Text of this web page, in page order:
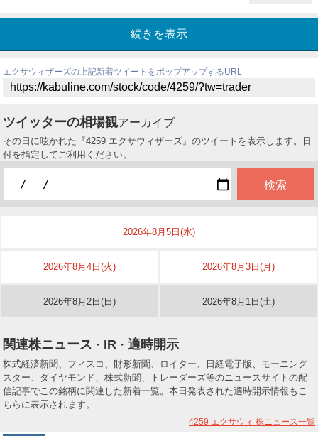
続きを表示
エクサウィザーズの上記新着ツイートをポップアップするURL
ツイッターの相場観アーカイブ
その日に呟かれた『4259 エクサウィザーズ』のツイートを表示します。日
付を指定してご利用ください。
2026年8月5日(水)
2026年8月4日(火) 2026年8月3日(月)
2026年8月2日(日) 2026年8月1日(土)
関連株ニュース ・ IR ・ 適時開示
株式経済新聞、フィスコ、財形新聞、ロイター、日経電子版、モーニング
スター、ダイヤモンド、株式新聞、トレーダーズ等のニュースサイトの配
信記事でこの銘柄に関連した新着一覧。本日発表された適時開示情報もこ
ちらに表示されます。
4259 エクサウィ 株ニュース一覧